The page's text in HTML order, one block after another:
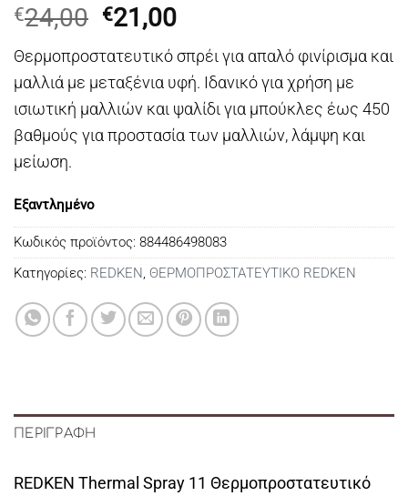
€24,00 Original
was:
€24,00.
€21,00Η
τρέχουσα
τιμή
είναι:
€21,00.
Θερμοπροστατευτικό σπρέι για απαλό φινίρισμα και
μαλλιά με μεταξένια υφή. Ιδανικό για χρήση με
ισιωτική μαλλιών και ψαλίδι για μπούκλες έως 450
βαθμούς για προστασία των μαλλιών, λάμψη και
μείωση.
Εξαντλημένο
Κωδικός προϊόντος: 884486498083
Κατηγορίες: REDKEN, ΘΕΡΜΟΠΡΟΣΤΑΤΕΥΤΙΚΟ REDKEN
ΠΕΡΙΓΡΑΦΉ
REDKEN Thermal Spray 11 Θερμοπροστατευτικό